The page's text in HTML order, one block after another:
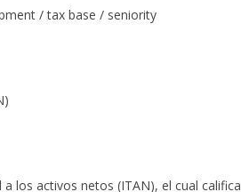
/ tax base / seniority
los activos netos (ITAN), el cual califica